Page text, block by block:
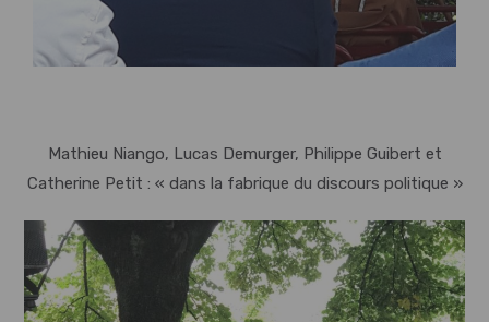
Mathieu Niango, Lucas Demurger, Philippe Guibert et
Catherine Petit : « dans la fabrique du discours politique »